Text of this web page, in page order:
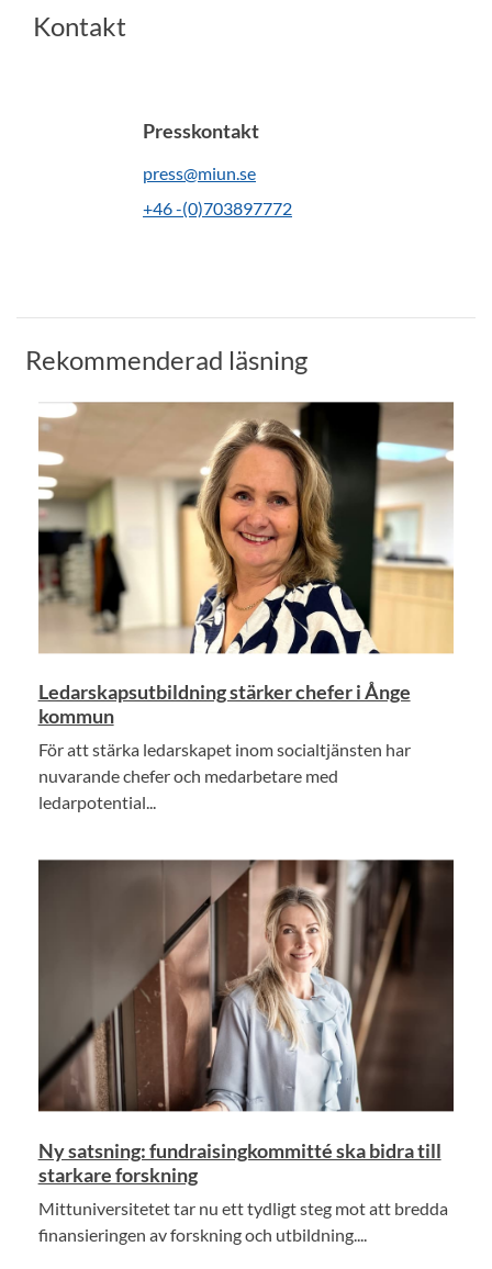
Kontakt
Presskontakt
press@miun.se
+46 -(0)703897772
Rekommenderad läsning
Ledarskapsutbildning stärker chefer i Ånge
kommun
För att stärka ledarskapet inom socialtjänsten har
nuvarande chefer och medarbetare med
ledarpotential...
Ny satsning: fundraisingkommitté ska bidra till
starkare forskning
Mittuniversitetet tar nu ett tydligt steg mot att bredda
finansieringen av forskning och utbildning....